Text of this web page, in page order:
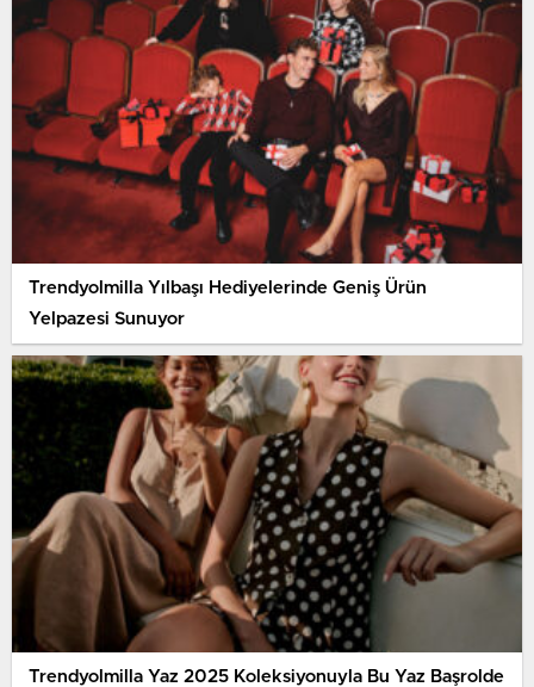
Trendyolmilla Yılbaşı Hediyelerinde Geniş Ürün
Yelpazesi Sunuyor
Trendyolmilla Yaz 2025 Koleksiyonuyla Bu Yaz Başrolde